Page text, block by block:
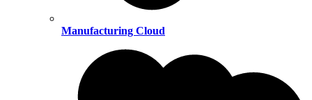
Manufacturing Cloud